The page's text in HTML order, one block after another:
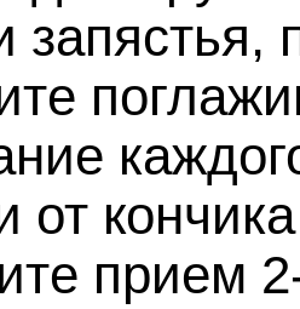
запястья,
от
прием